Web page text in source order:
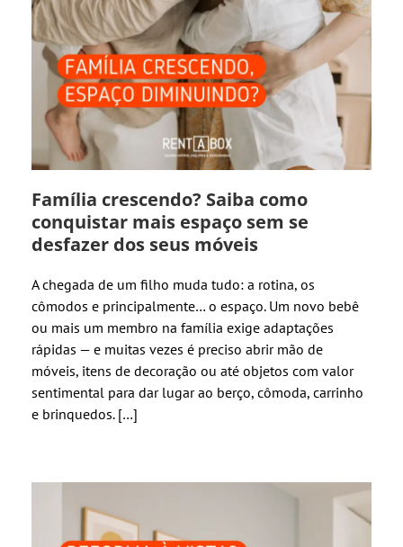
Família crescendo? Saiba como
conquistar mais espaço sem se
desfazer dos seus móveis
A chegada de um filho muda tudo: a rotina, os
cômodos e principalmente… o espaço. Um novo bebê
ou mais um membro na família exige adaptações
rápidas — e muitas vezes é preciso abrir mão de
móveis, itens de decoração ou até objetos com valor
sentimental para dar lugar ao berço, cômoda, carrinho
e brinquedos. […]